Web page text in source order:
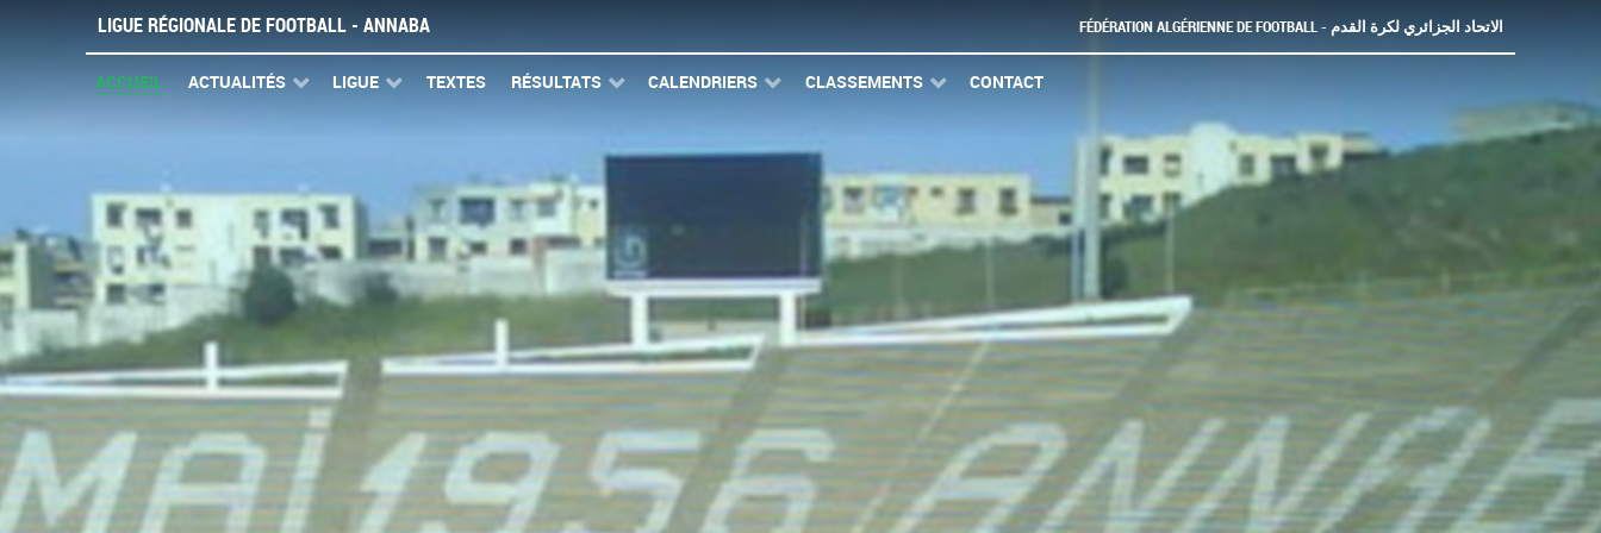
LIGUE RÉGIONALE DE FOOTBALL - ANNABA FÉDÉRATION ALGÉRIENNE DE FOOTBALL - الاتحاد الجزائري لكرة القدم
ACCUEIL ACTUALITÉS LIGUE TEXTES RÉSULTATS CALENDRIERS CLASSEMENTS CONTACT